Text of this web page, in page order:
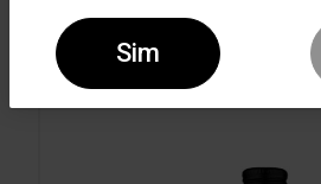
TINTO 187,5ML
Sim